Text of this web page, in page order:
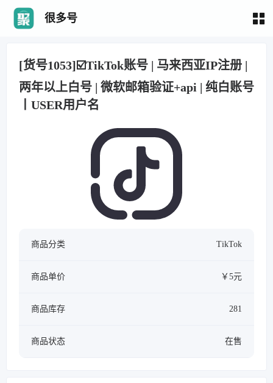
很多号
[货号1053]☑️TikTok账号 | 马来西亚IP注册 |
两年以上白号 | 微软邮箱验证+api | 纯白账号
丨USER用户名
商品分类 TikTok
商品单价 ￥5元
商品库存 281
商品状态 在售